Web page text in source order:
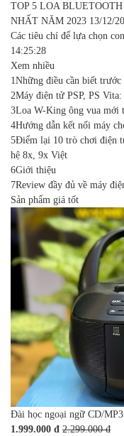
TOP 5 LOA
NHẤT NĂM 2023 13/12/
Các tiêu chí để lựa chọn
14:25:28
Xem nhiều
1Những điều cần biết
2Máy điện tử PSP, PS
3Loa W-King ông vua mới
4Hướng dẫn kết nối máy
5Điểm lại 10 trò chơi điện
hệ 8x, 9x Việt
6Giới thiệu
7Review đầy đủ về máy
Sản phẩm giá tốt
Đài học ngoại ngữ CD/
1.999.000 đ 2.299.000 đ